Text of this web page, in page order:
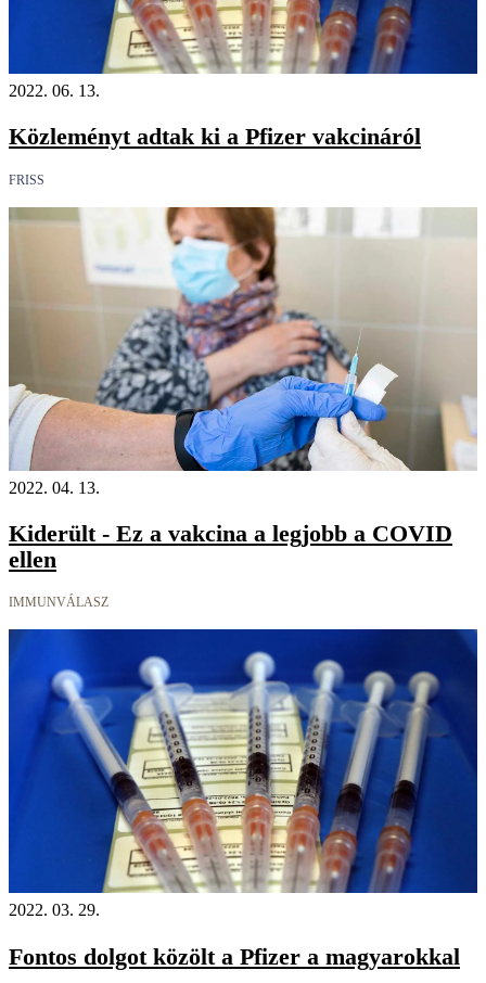
2022. 06. 13.
Közleményt adtak ki a Pfizer vakcináról
FRISS
2022. 04. 13.
Kiderült - Ez a vakcina a legjobb a COVID
ellen
IMMUNVÁLASZ
2022. 03. 29.
Fontos dolgot közölt a Pfizer a magyarokkal